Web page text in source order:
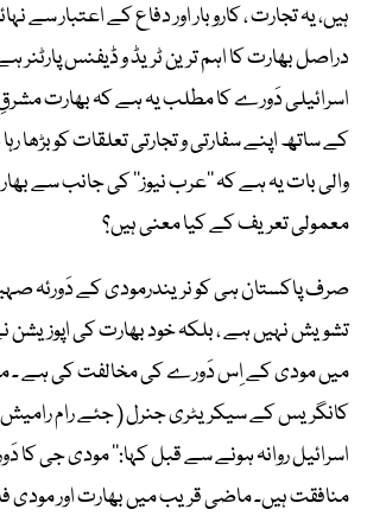
ہیں، یہ تجارت ، کاروبار اور دفاع کے اعتبار سے
دراصل بھارت کا اہم ترین ٹریڈ و ڈیفنس
اسرائیلی دَورے کا مطلب یہ ہے کہ بھارت
کے ساتھ اپنے سفارتی و تجارتی تعلقات کو بڑھا
والی بات یہ ہے کہ ’’عرب نیوز‘‘ کی جانب سے
معمولی تعریف کے کیا معنی ہیں؟
صرف پاکستان ہی کو نریندرمودی کے دَورئہ
تشویش نہیں ہے ، بلکہ خود بھارت کی اپوزیشن
میں مودی کے اِس دَورے کی مخالفت کی ہے ۔
کانگریس کے سیکریٹری جنرل ( جئے رام
اسرائیل روانہ ہونے سے قبل کہا:’’ مودی جی کا
منافقت ہیں۔ ماضی قریب میں بھارت اور